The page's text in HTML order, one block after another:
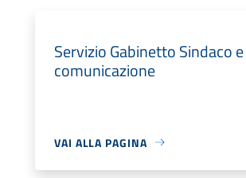
Servizio Gabinetto Sindaco e
comunicazione
VAI ALLA PAGINA